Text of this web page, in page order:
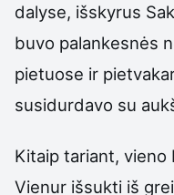
dalyse, išskyrus
buvo palankesnės
pietuose ir
susidurdavo su
Kitaip tariant, vieno
Vienur išsukti iš